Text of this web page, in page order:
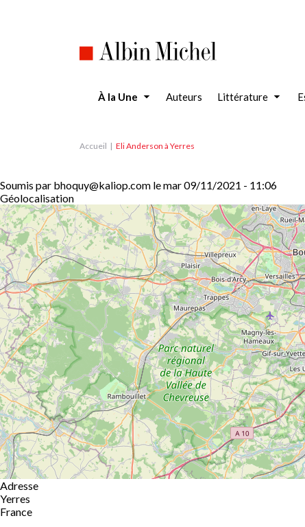
À la Une Auteurs Littérature
Accueil Eli Anderson à Yerres
Soumis par bhoquy@kaliop.com lemar 09/11/2021 - 11:06
Géolocalisation
Adresse
Yerres
France